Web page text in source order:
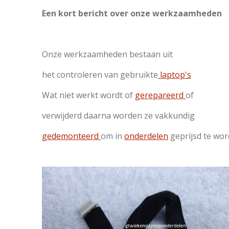
Een kort bericht over onze werkzaamheden
Onze werkzaamheden bestaan uit
het controleren van gebruikte laptop's
Wat niet werkt wordt of gerepareerd of
verwijderd daarna worden ze vakkundig
gedemonteerd om in onderdelen geprijsd te